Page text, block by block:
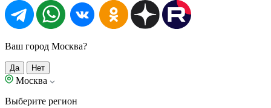
Ваш город Москва?
Да Нет
Москва
Выберите регион